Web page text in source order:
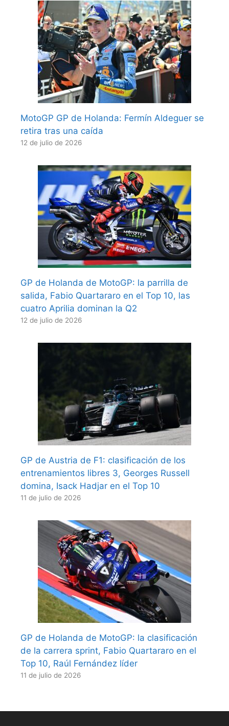
MotoGP GP de Holanda: Fermín Aldeguer se
retira tras una caída
12 de julio de 2026
GP de Holanda de MotoGP: la parrilla de
salida, Fabio Quartararo en el Top 10, las
cuatro Aprilia dominan la Q2
12 de julio de 2026
GP de Austria de F1: clasificación de los
entrenamientos libres 3, Georges Russell
domina, Isack Hadjar en el Top 10
11 de julio de 2026
GP de Holanda de MotoGP: la clasificación
de la carrera sprint, Fabio Quartararo en el
Top 10, Raúl Fernández líder
11 de julio de 2026